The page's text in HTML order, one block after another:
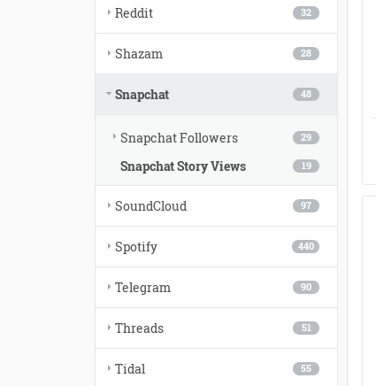
32
Reddit
28
Shazam
48
Snapchat
29
Snapchat Followers
19
Snapchat Story Views
97
SoundCloud
440
Spotify
90
Telegram
51
Threads
55
Tidal